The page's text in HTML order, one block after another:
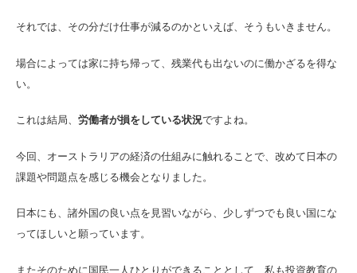
それでは、その分だけ仕事が減るのかといえば、そうもいきません。
場合によっては家に持ち帰って、残業代も出ないのに働かざるを得な
い。
これは結局、 労働者が損をしている状況ですよね。
今回、オーストラリアの経済の仕組みに触れることで、改めて日本の
課題や問題点を感じる機会となりました。
日本にも、諸外国の良い点を見習いながら、少しずつでも良い国にな
ってほしいと願っています。
またそのために国民一人ひとりができることとして、私も投資教育の